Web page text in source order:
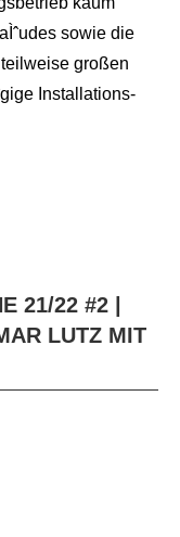
sowie die
großen
Installations-
21/22 #2 |
LUTZ MIT